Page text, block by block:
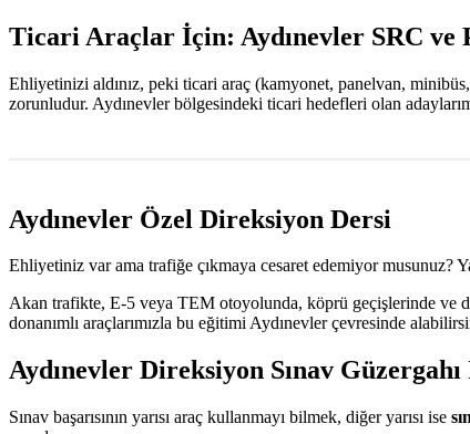
Ticari Araçlar İçin: Aydınevler SRC ve
Ehliyetinizi aldınız, peki ticari araç (kamyonet, panelvan,
zorunludur. Aydınevler bölgesindeki ticari hedefleri olan
Aydınevler Özel Direksiyon Dersi
Ehliyetiniz var ama trafiğe çıkmaya cesaret edemiyor musunuz?
Akan trafikte, E-5 veya TEM otoyolunda, köprü geçişlerinde ve
donanımlı araçlarımızla bu eğitimi Aydınevler çevresinde
Aydınevler Direksiyon Sınav
Sınav başarısının yarısı araç kullanmayı bilmek, diğer yarısı ise